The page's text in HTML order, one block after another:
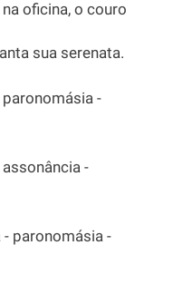
oficina, o couro
sua serenata.
-
-
paronomásia -